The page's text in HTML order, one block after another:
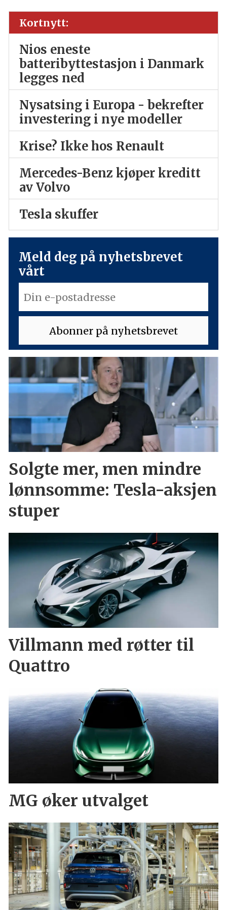
Kortnytt:
Nios eneste
batteribyttestasjon i Danmark
legges ned
Nysatsing i Europa - bekrefter
investering i nye modeller
Krise? Ikke hos Renault
Mercedes-Benz kjøper kreditt
av Volvo
Tesla skuffer
Meld deg på nyhetsbrevet
vårt
Solgte mer, men mindre
lønnsomme: Tesla-aksjen
stuper
Villmann med røtter til
Quattro
MG øker utvalget